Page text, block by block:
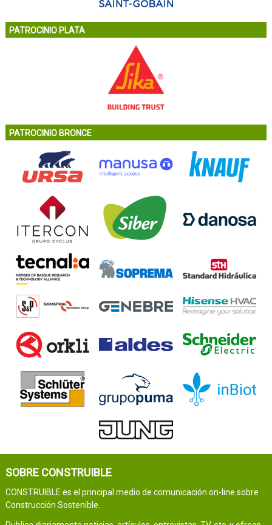
PATROCINIO PLATA
PATROCINIO BRONCE
SOBRE CONSTRUIBLE
CONSTRUIBLE es el principal medio de comunicación on-line sobre
Construcción Sostenible.